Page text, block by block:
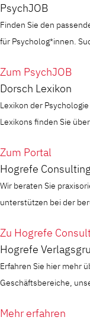
PsychJOB
Finden Sie den
für Psycholog*innen.
Zum PsychJOB
Dorsch Lexikon
Lexikon der
Lexikons finden Sie
Zum Portal
Hogrefe Consulting
Wir beraten Sie
unterstützen bei der
Zu Hogrefe
Hogrefe
Erfahren Sie hier mehr
Geschäftsbereiche,
Mehr erfahren